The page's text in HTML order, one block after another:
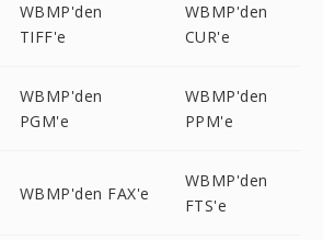
WBMP'den
TIFF'e
WBMP'den
CUR'e
WBMP'den
PGM'e
WBMP'den
PPM'e
WBMP'den FAX'e
WBMP'den
FTS'e